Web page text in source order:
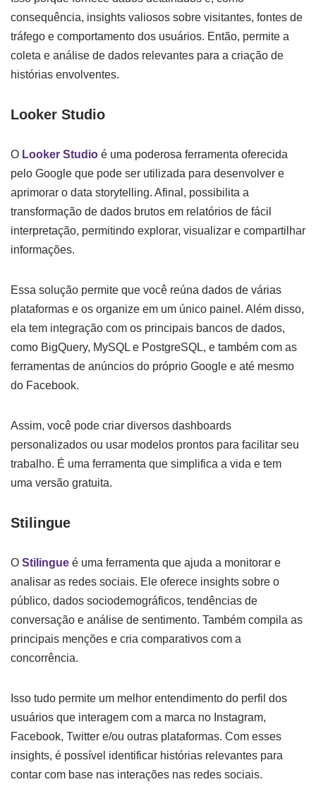
consequência, insights valiosos sobre visitantes, fontes de
tráfego e comportamento dos usuários. Então, permite a
coleta e análise de dados relevantes para a criação de
histórias envolventes.
Looker Studio
O Looker Studio é uma poderosa ferramenta oferecida
pelo Google que pode ser utilizada para desenvolver e
aprimorar o data storytelling. Afinal, possibilita a
transformação de dados brutos em relatórios de fácil
interpretação, permitindo explorar, visualizar e compartilhar
informações.
Essa solução permite que você reúna dados de várias
plataformas e os organize em um único painel. Além disso,
ela tem integração com os principais bancos de dados,
como BigQuery, MySQL e PostgreSQL, e também com as
ferramentas de anúncios do próprio Google e até mesmo
do Facebook.
Assim, você pode criar diversos dashboards
personalizados ou usar modelos prontos para facilitar seu
trabalho. É uma ferramenta que simplifica a vida e tem
uma versão gratuita.
Stilingue
O Stilingue é uma ferramenta que ajuda a monitorar e
analisar as redes sociais. Ele oferece insights sobre o
público, dados sociodemográficos, tendências de
conversação e análise de sentimento. Também compila as
principais menções e cria comparativos com a
concorrência.
Isso tudo permite um melhor entendimento do perfil dos
usuários que interagem com a marca no Instagram,
Facebook, Twitter e/ou outras plataformas. Com esses
insights, é possível identificar histórias relevantes para
contar com base nas interações nas redes sociais.